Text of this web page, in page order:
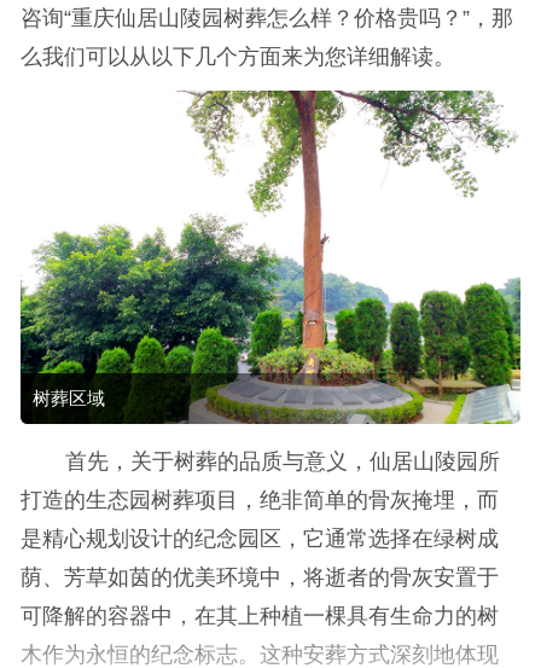
咨询“重庆仙居山陵园树葬怎么样？价格贵吗？”，那
么我们可以从以下几个方面来为您详细解读。
树葬区域
首先，关于树葬的品质与意义，仙居山陵园所
打造的生态园树葬项目，绝非简单的骨灰掩埋，而
是精心规划设计的纪念园区，它通常选择在绿树成
荫、芳草如茵的优美环境中，将逝者的骨灰安置于
可降解的容器中，在其上种植一棵具有生命力的树
木作为永恒的纪念标志。这种安葬方式深刻地体现